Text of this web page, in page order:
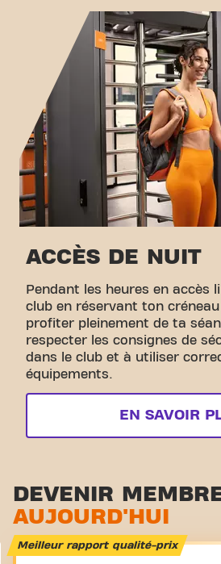
ACCÈS DE NUIT
Pendant les heures en accès
club en réservant ton créneau
profiter pleinement de ta
respecter les consignes de
dans le club et à utiliser
équipements.
EN SAVOIR
DEVENIR
AUJOURD'HUI
Meilleur rapport qualité-prix